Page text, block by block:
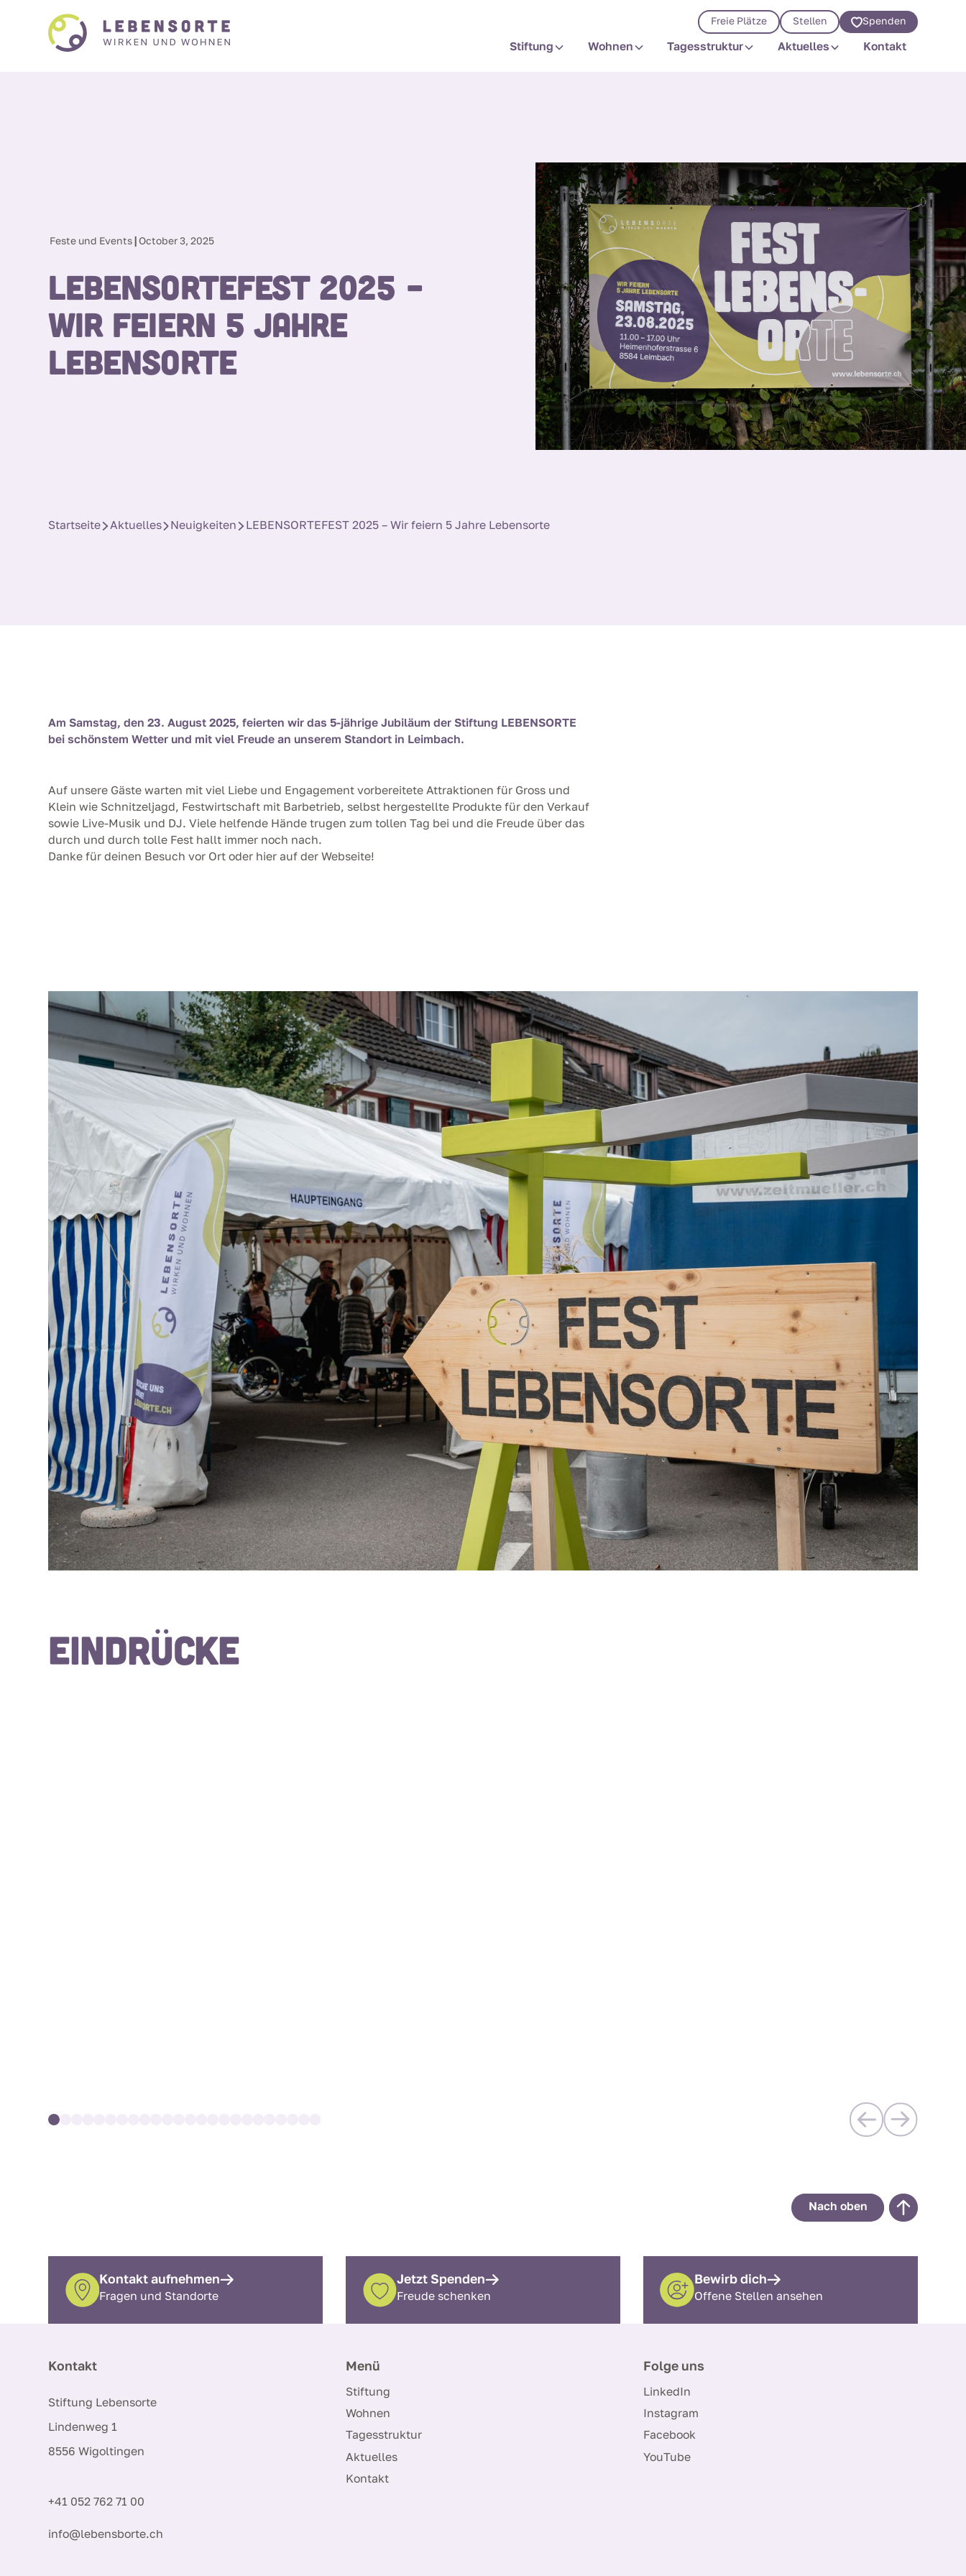
Stiftung Wohnen Tagesstruktur Aktuelles Kontakt
Freie Plätze Stellen Spenden
Feste und Events October 3, 2025
LEBENSORTEFEST 2025 –
Wir feiern 5 Jahre
Lebensorte
Startseite Aktuelles Neuigkeiten LEBENSORTEFEST 2025 – Wir feiern 5 Jahre Lebensorte
Am Samstag, den 23. August 2025, feierten wir das 5-jährige Jubiläum der Stiftung LEBENSORTE
bei schönstem Wetter und mit viel Freude an unserem Standort in Leimbach.
Auf unsere Gäste warten mit viel Liebe und Engagement vorbereitete Attraktionen für Gross und
Klein wie Schnitzeljagd, Festwirtschaft mit Barbetrieb, selbst hergestellte Produkte für den Verkauf
sowie Live-Musik und DJ. Viele helfende Hände trugen zum tollen Tag bei und die Freude über das
durch und durch tolle Fest hallt immer noch nach.
Danke für deinen Besuch vor Ort oder hier auf der Webseite!
Eindrücke
Nach oben
Kontakt aufnehmen
Fragen und Standorte
Jetzt Spenden
Freude schenken
Bewirb dich
Offene Stellen ansehen
Kontakt
Stiftung Lebensorte
Lindenweg 1
8556 Wigoltingen
+41 052 762 71 00
info@lebensborte.ch
Menü
Stiftung
Wohnen
Tagesstruktur
Aktuelles
Kontakt
Folge uns
LinkedIn
Instagram
Facebook
YouTube